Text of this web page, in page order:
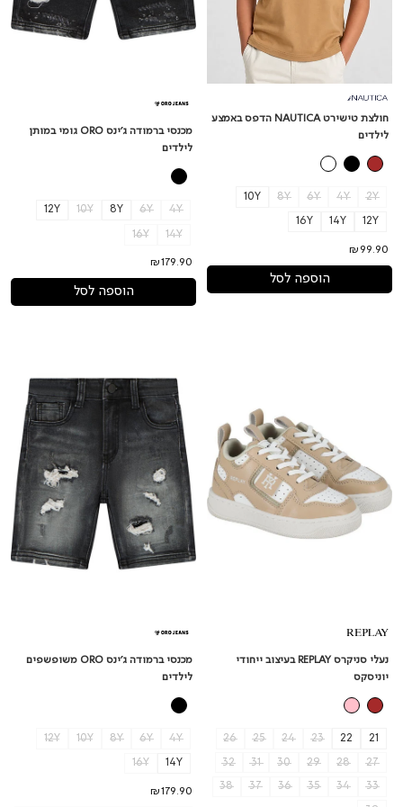
חולצת טישירט NAUTICA הדפס באמצע
לילדים
2Y
4Y
6Y
8Y
10Y
12Y
14Y
16Y
₪99.90
הוספה לסל
מכנסי ברמודה ג'ינס ORO גומי במותן
לילדים
4Y
6Y
8Y
10Y
12Y
14Y
16Y
₪179.90
הוספה לסל
נעלי סניקרס REPLAY בעיצוב ייחודי
יוניסקס
21
22
23
24
25
26
27
28
29
30
31
32
33
34
35
36
37
38
ג'ינס
ORO
משופשפים
לילדים
מכנסי ברמודה ג'ינס ORO משופשפים
לילדים
4Y
6Y
8Y
10Y
12Y
14Y
16Y
₪179.90